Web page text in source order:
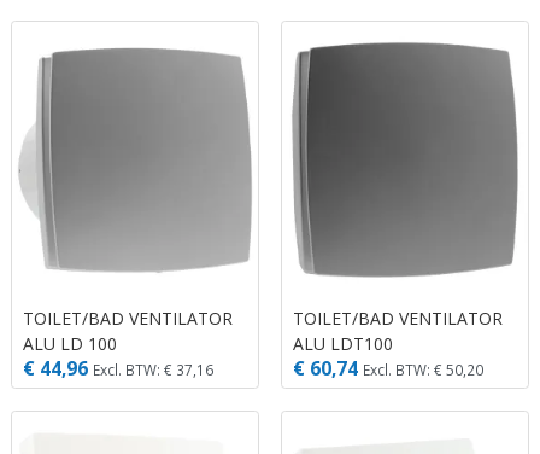
TOILET/BAD VENTILATOR
ALU LD 100
€ 44,96 Excl. BTW: € 37,16
TOILET/BAD VENTILATOR
ALU LDT100
€ 60,74 Excl. BTW: € 50,20